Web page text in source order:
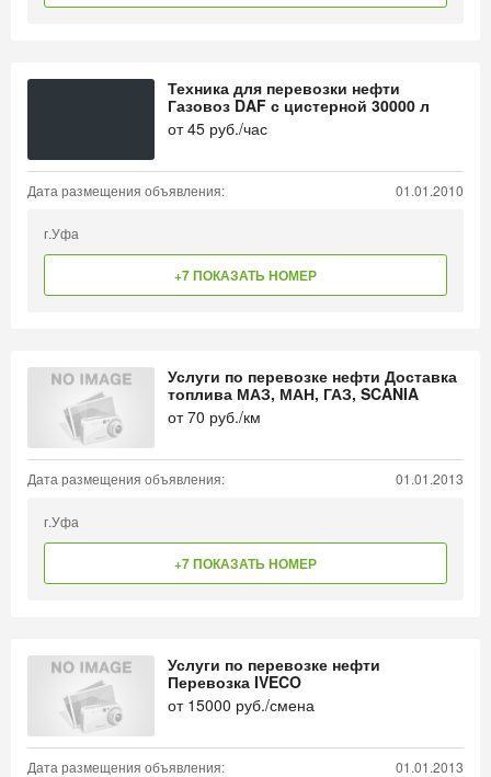
Техника для перевозки нефти
Газовоз DAF с цистерной 30000 л
от45 руб./час
Дата размещения объявления: 01.01.2010
г.Уфа
+7 ПОКАЗАТЬ НОМЕР
Услуги по перевозке нефти Доставка
топлива МАЗ, МАН, ГАЗ, SCANIA
от70 руб./км
Дата размещения объявления: 01.01.2013
г.Уфа
+7 ПОКАЗАТЬ НОМЕР
Услуги по перевозке нефти
Перевозка IVECO
от 15000 руб./смена
Дата размещения объявления: 01.01.2013